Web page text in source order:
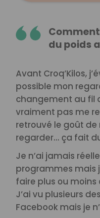
du poids
Avant Croq’Kilos,
possible mon
changement au fil
vraiment pas me
retrouvé le goût de
regarder… ça fait
Je n’ai jamais
programmes mais
faire plus ou
J’ai vu plusieurs
Facebook mais je